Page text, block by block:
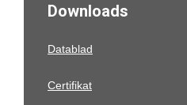
Downloads
Datablad
Certifikat